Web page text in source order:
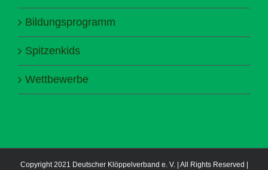
Bildungsprogramm
Spitzenkids
Wettbewerbe
Copyright 2021 Deutscher Klöppelverband e. V. | All Rights Reserved |